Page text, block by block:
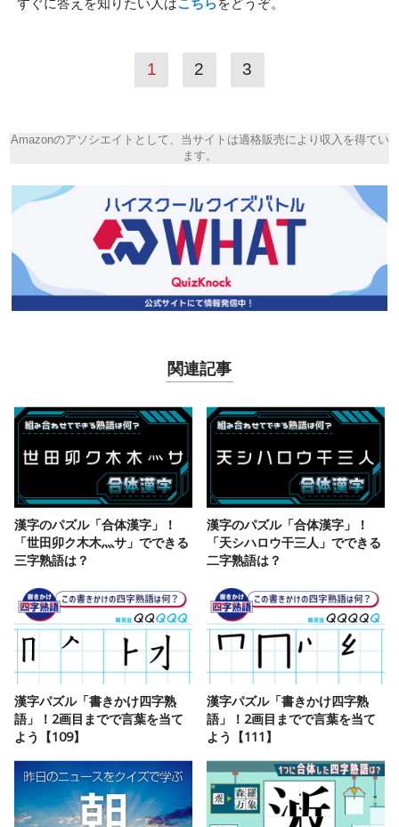
すぐに答えを知りたい人はこちらをどうぞ。
1 2 3
Amazonのアソシエイトとして、当サイトは適格販売により収入を得てい
ます。
関連記事
漢字のパズル「合体漢字」！
「世田卯ク木木灬サ」でできる
三字熟語は？
漢字のパズル「合体漢字」！
「天シハロウ干三人」でできる
二字熟語は？
漢字パズル「書きかけ四字熟
語」！2画目までで言葉を当て
よう【109】
漢字パズル「書きかけ四字熟
語」！2画目までで言葉を当て
よう【111】